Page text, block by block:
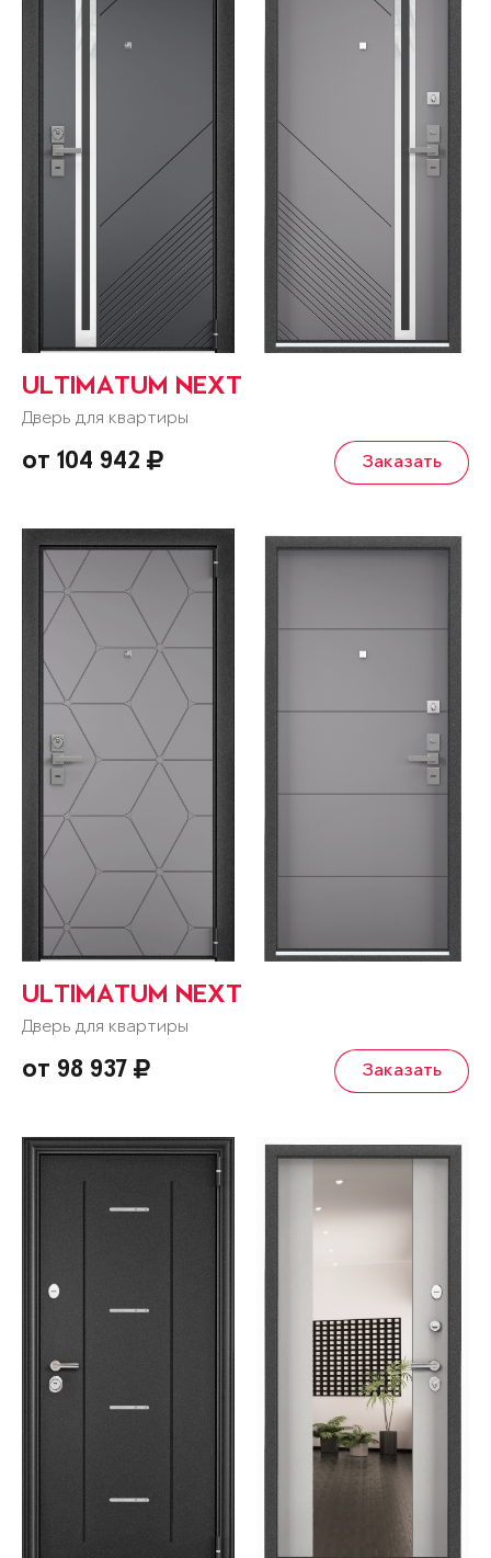
ULTIMATUM NEXT
Дверь для квартиры
от 104 942 Заказать
ULTIMATUM NEXT
Дверь для квартиры
от 98 937 Заказать